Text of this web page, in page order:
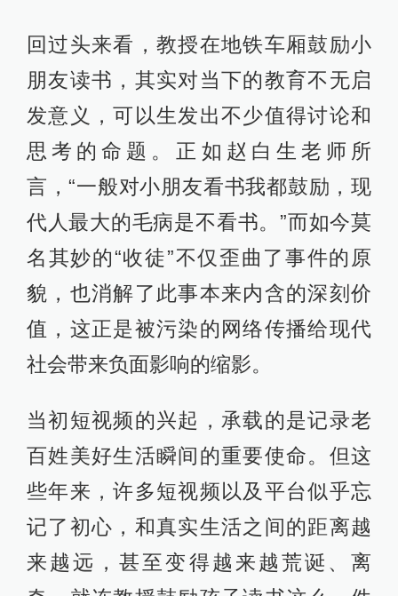
回过头来看，教授在地铁车厢鼓励小
朋友读书，其实对当下的教育不无启
发意义，可以生发出不少值得讨论和
思考的命题。正如赵白生老师所
言，“一般对小朋友看书我都鼓励，现
代人最大的毛病是不看书。”而如今莫
名其妙的“收徒”不仅歪曲了事件的原
貌，也消解了此事本来内含的深刻价
值，这正是被污染的网络传播给现代
社会带来负面影响的缩影。
当初短视频的兴起，承载的是记录老
百姓美好生活瞬间的重要使命。但这
些年来，许多短视频以及平台似乎忘
记了初心，和真实生活之间的距离越
来越远，甚至变得越来越荒诞、离